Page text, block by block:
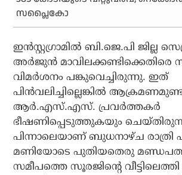
സപ്ലൈകോ
ഇന്‍സ്റ്റഗ്രാമില്‍ ബി.ജെ.പി ജില്ല
അര്‍ജുന്‍
വിമര്‍ശനം പങ്കുവെച്ചിരുന്നു. ഇത്
പിന്‍വലിച്ചില്ലെങ്കില്‍
ആര്‍.എസ്.എസ്. പ്രവര്‍ത്തകര്‍
ഭീഷണിപ്പെടുത്തുകയും
പിന്നാലെയാണ് ബുധനാഴ്ച രാത്രി
മണിയോടെ പുതിയതെരു
സമീപത്തെ സൂരജിന്റെ